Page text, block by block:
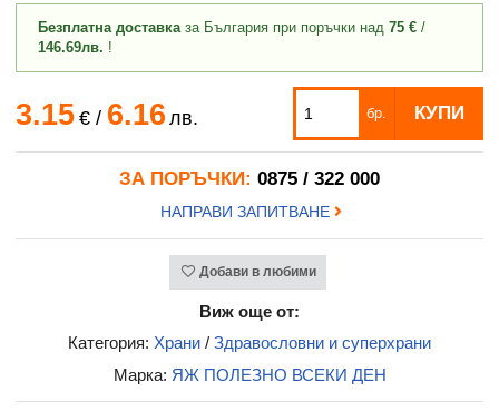
Безплатна доставказа България при поръчки над 75 € /
146.69лв. !
3.15 €/ 6.16 лв. бр. КУПИ
ЗА ПОРЪЧКИ: 0875 / 322 000
НАПРАВИ ЗАПИТВАНЕ
Добави в любими
Виж още от:
Категория: Храни / Здравословни и суперхрани
Марка: ЯЖ ПОЛЕЗНО ВСЕКИ ДЕН